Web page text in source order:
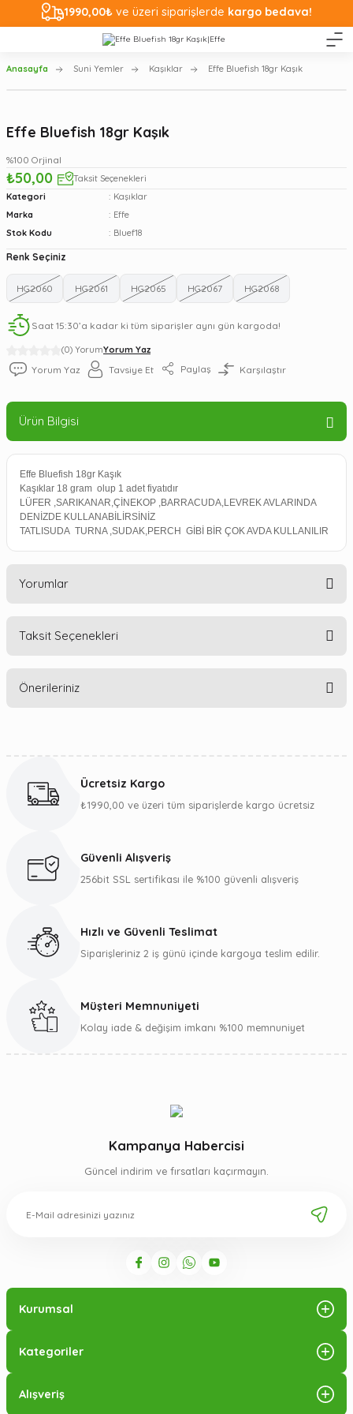
1990,00₺ ve üzeri siparişlerde kargo bedava!
Anasayfa Suni Yemler Kaşıklar Effe Bluefish 18gr Kaşık
(0) YorumYorum Yaz
Effe Bluefish 18gr Kaşık
%100 Orjinal
₺50,00
Taksit Seçenekleri
Kategori
Kaşıklar
Marka
Effe
Stok Kodu
Bluef18
Renk Seçiniz
HG2060 HG2061 HG2065 HG2067 HG2068
Saat 15:30’a kadar ki tüm siparişler aynı gün kargoda!
Yorum Yaz Tavsiye Et Paylaş Karşılaştır
Ürün Bilgisi
Effe Bluefish 18gr Kaşık
Kaşıklar 18 gram olup 1 adet fiyatıdır
LÜFER ,SARIKANAR,ÇİNEKOP ,BARRACUDA,LEVREK AVLARINDA
DENİZDE KULLANABİLİRSİNİZ
TATLISUDA TURNA ,SUDAK,PERCH GİBİ BİR ÇOK AVDA KULLANILIR
Yorumlar
Taksit Seçenekleri
Önerileriniz
Görüş ve önerileriniz için teşekkür ederiz.
Ürün bilgilerinde hatalar bulunuyor.
Gönder
Ücretsiz Kargo
₺1990,00 ve üzeri tüm siparişlerde kargo ücretsiz
Güvenli Alışveriş
256bit SSL sertifikası ile %100 güvenli alışveriş
Hızlı ve Güvenli Teslimat
Siparişleriniz 2 iş günü içinde kargoya teslim edilir.
Müşteri Memnuniyeti
Kolay iade & değişim imkanı %100 memnuniyet
Kampanya Habercisi
Güncel indirim ve fırsatları kaçırmayın.
Kurumsal
Kategoriler
Alışveriş